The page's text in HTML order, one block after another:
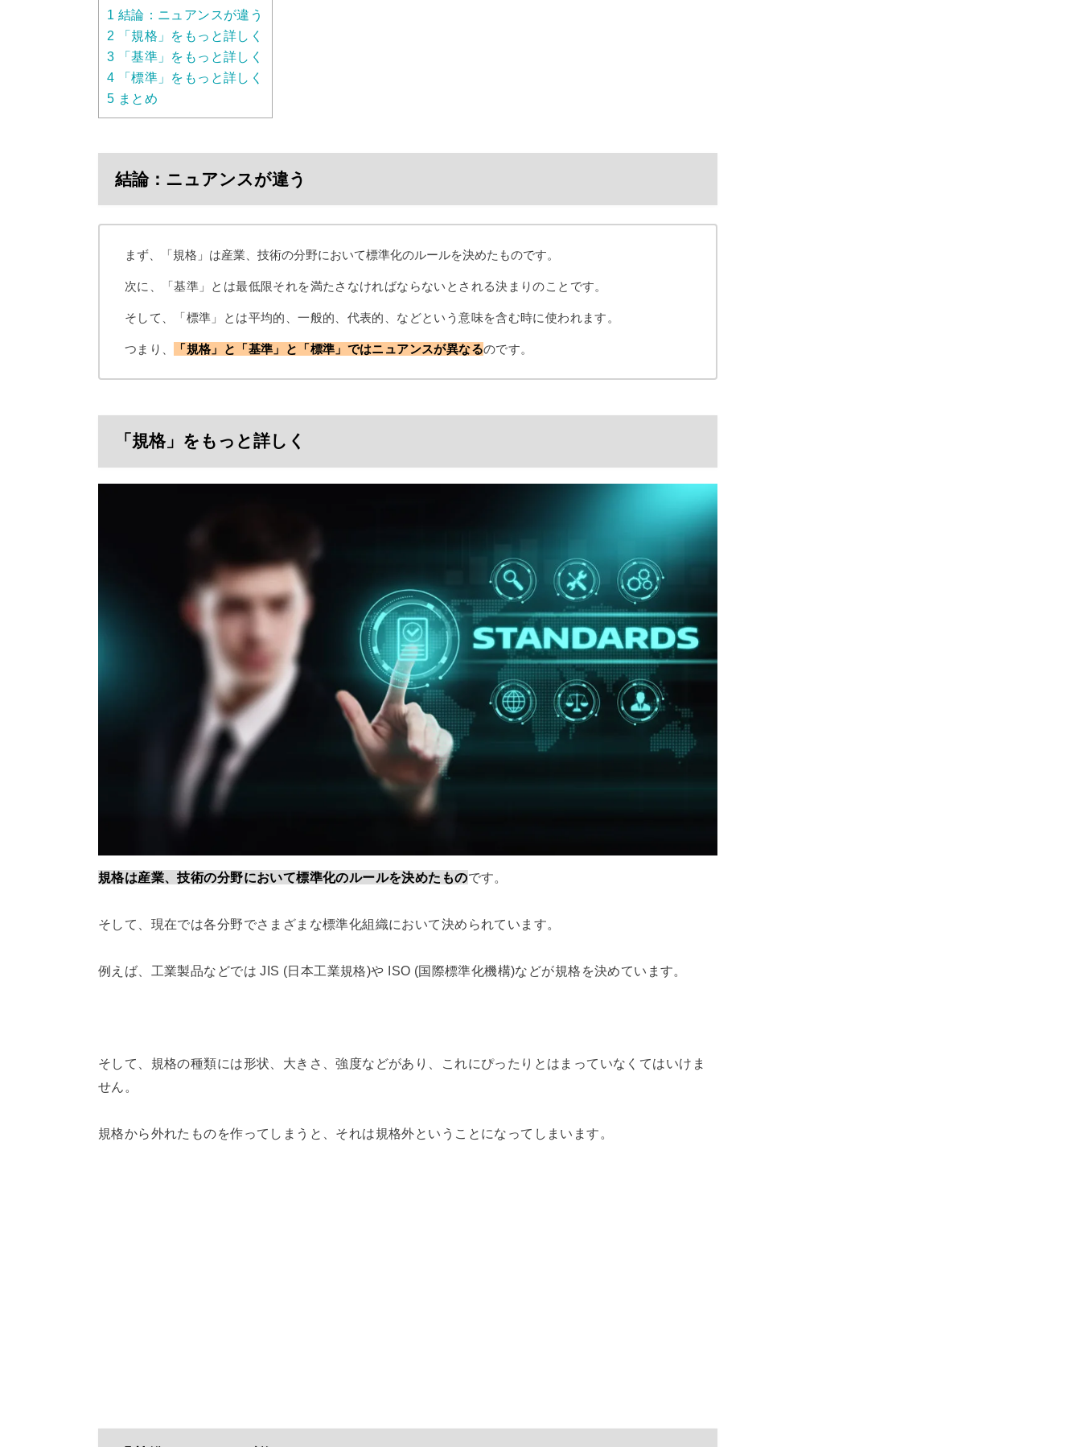
1 結論：ニュアンスが違う
2 「規格」をもっと詳しく
3 「基準」をもっと詳しく
4 「標準」をもっと詳しく
5 まとめ
結論：ニュアンスが違う
まず、「規格」は産業、技術の分野において標準化のルールを決めたものです。
次に、「基準」とは最低限それを満たさなければならないとされる決まりのことです。
そして、「標準」とは平均的、一般的、代表的、などという意味を含む時に使われます。
つまり、 「規格」と「基準」と「標準」ではニュアンスが異なるのです。
「規格」をもっと詳しく
規格は産業、技術の分野において標準化のルールを決めたものです。
そして、現在では各分野でさまざまな標準化組織において決められています。
例えば、工業製品などでは JIS (日本工業規格)や ISO (国際標準化機構)などが規格を決めています。
そして、規格の種類には形状、大きさ、強度などがあり、これにぴったりとはまっていなくてはいけま
せん。
規格から外れたものを作ってしまうと、それは規格外ということになってしまいます。